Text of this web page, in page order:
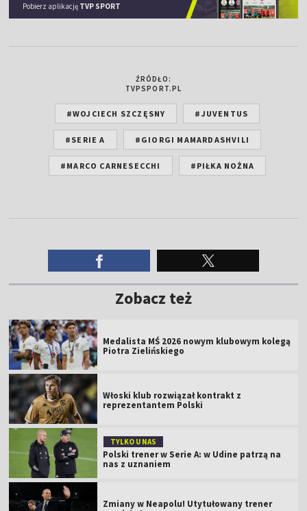
Pobierz aplikację TVP SPORT
ŹRÓDŁO:
TVPSPORT.PL
#WOJCIECH SZCZĘSNY #JUVENTUS
#SERIE A #GIORGI MAMARDASHVILI
#MARCO CARNESECCHI #PIŁKA NOŻNA
Zobacz też
Medalista MŚ 2026 nowym klubowym kolegą
Piotra Zielińskiego
Włoski klub rozwiązał kontrakt z
reprezentantem Polski
TYLKO U NAS
Polski trener w Serie A: w Udine patrzą na
nas z uznaniem
Zmiany w Neapolu! Utytułowany trener